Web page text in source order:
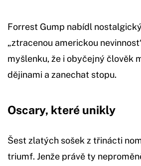
Forrest Gump nabídl
„ztracenou americkou
myšlenku, že i obyčejný člověk
dějinami a zanechat stopu.
Oscary, které unikly
Šest zlatých sošek z třinácti
triumf. Jenže právě ty